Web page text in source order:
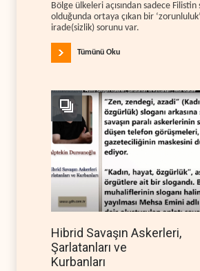
Bölge ülkeleri açısından sadece Filistin
olduğunda ortaya çıkan bir
irade(sizlik) sorunu var.
Tümünü Oku
Hibrid Savaşın Askerleri,
Şarlatanları ve
Kurbanları